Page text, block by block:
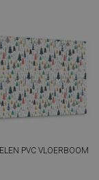
PVC VLOERBOOM